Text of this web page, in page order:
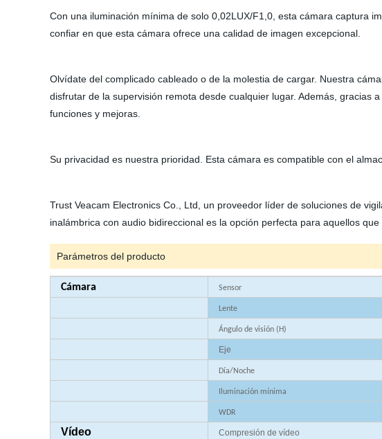
Con una iluminación mínima de solo 0,02LUX/F1,0, esta cámara captura
confiar en que esta cámara ofrece una calidad de imagen excepcional.
Olvídate del complicado cableado o de la molestia de cargar. Nuestra
disfrutar de la supervisión remota desde cualquier lugar. Además, gracias
funciones y mejoras.
Su privacidad es nuestra prioridad. Esta cámara es compatible con el
Trust Veacam Electronics Co., Ltd, un proveedor líder de soluciones de
inalámbrica con audio bidireccional es la opción perfecta para aquellos
Parámetros del producto
Cámara Sensor
Lente
Ángulo de visión (H)
Eje
Día/Noche
Iluminación mínima
WDR
Vídeo Compresión de vídeo